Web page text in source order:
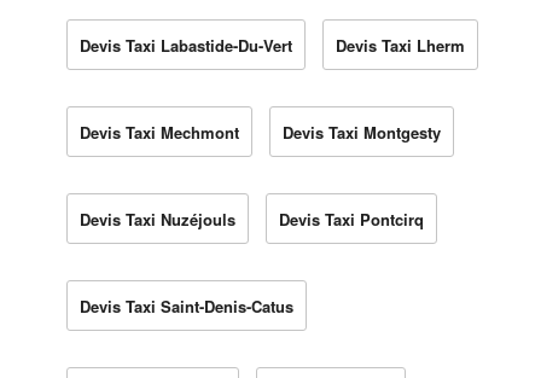
Devis Taxi Labastide-Du-Vert Devis Taxi Lherm
Devis Taxi Mechmont Devis Taxi Montgesty
Devis Taxi Nuzéjouls Devis Taxi Pontcirq
Devis Taxi Saint-Denis-Catus